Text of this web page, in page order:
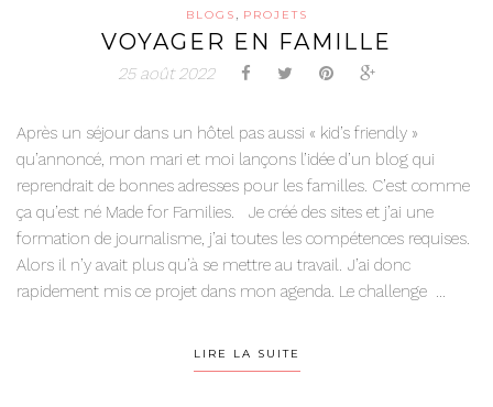
BLOGS , PROJETS
VOYAGER EN FAMILLE
25 août 2022
Après un séjour dans un hôtel pas aussi « kid’s friendly »
qu’annoncé, mon mari et moi lançons l’idée d’un blog qui
reprendrait de bonnes adresses pour les familles. C’est comme
ça qu’est né Made for Families. Je créé des sites et j’ai une
formation de journalisme, j’ai toutes les compétences requises.
Alors il n’y avait plus qu’à se mettre au travail. J’ai donc
rapidement mis ce projet dans mon agenda. Le challenge ...
LIRE LA SUITE